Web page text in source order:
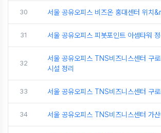
30 서울 공유오피스 비즈온 홍대센터 위치
31 서울 공유오피스 피봇포인트 아셈타워 정
32
서울 공유오피스 TNS비즈니스센터 구
시설 정리
33 서울 공유오피스 TNS비즈니스센터 구
34 서울 공유오피스 TNS비즈니스센터 가